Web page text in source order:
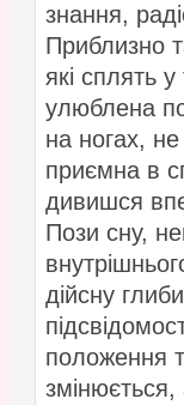
знання,
Приблизно
які сплять
улюблена
на ногах,
приємна в
дивишся
Пози сну,
дійсну
положення